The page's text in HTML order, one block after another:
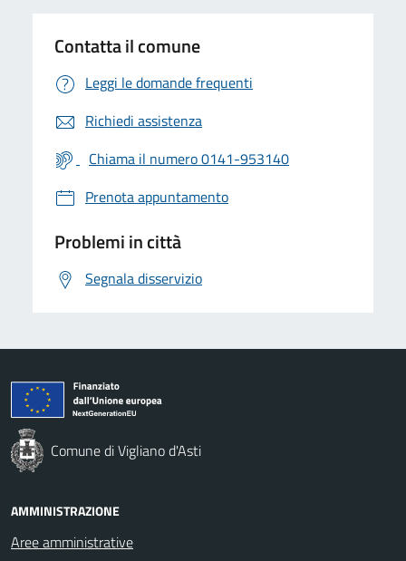
Contatta il comune
Leggi le domande frequenti
Richiedi assistenza
Chiama il numero 0141-953140
Prenota appuntamento
Problemi in città
Segnala disservizio
Comune di Vigliano d'Asti
AMMINISTRAZIONE
Aree amministrative